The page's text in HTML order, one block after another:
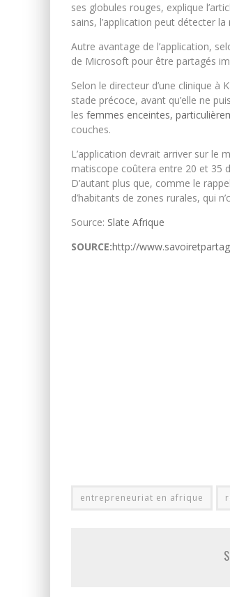
ses globules rouges, explique
sains, l’application peut détecter
Autre avantage de l’application,
de Microsoft pour être partagés
Selon le directeur d’une clinique
stade précoce, avant qu’elle ne
les femmes enceintes,
couches.
L’application devrait arriver sur le
matiscope coûtera entre 20 et 35
D’autant plus que, comme le
d’habitants de zones rurales, qui
Source: Slate Afrique
SOURCE:http://
entrepreneuriat en afrique